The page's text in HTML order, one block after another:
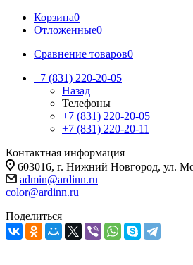
Корзина0
Отложенные0
Сравнение товаров0
+7 (831) 220-20-05
Назад
Телефоны
+7 (831) 220-20-05
+7 (831) 220-20-11
Контактная информация
603016, г. Нижний Новгород, ул.
admin@ardinn.ru
color@ardinn.ru
Поделиться